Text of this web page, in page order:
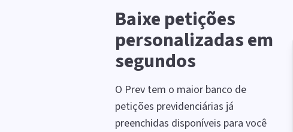
Baixe petições
personalizadas em
segundos
O Prev tem o maior banco de
petições previdenciárias já
preenchidas disponíveis para você